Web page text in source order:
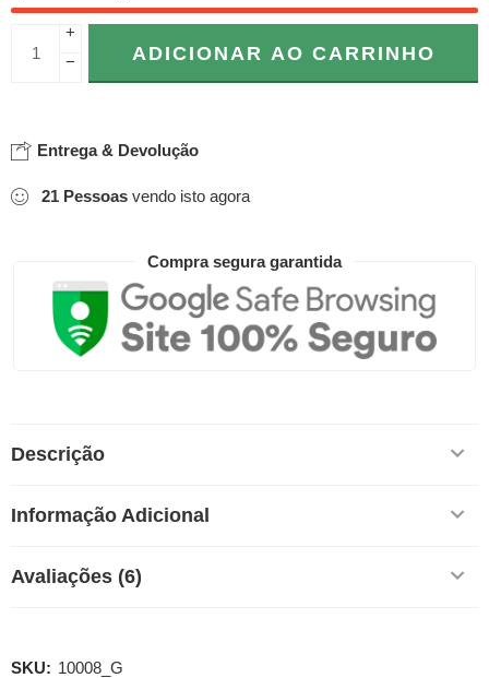
+
−
ADICIONAR AO CARRINHO
Entrega & Devolução
21 Pessoas vendo isto agora
Compra segura garantida
Descrição
Informação Adicional
Avaliações (6)
SKU: 10008_G